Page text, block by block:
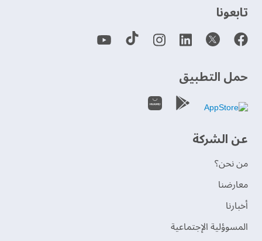
‫تابعونا‬
حمل التطبيق
عن الشركة
من نحن؟
‫معارضنا‬
‫أخبارنا‬
المسوؤلية الإجتماعية